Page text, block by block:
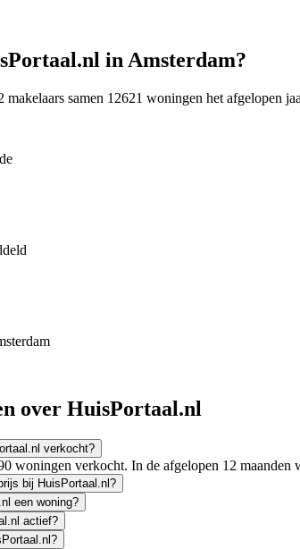
in Amsterdam?
makelaars samen 12621 woningen het afgelopen
over HuisPortaal.nl
verkocht?
woningen verkocht. In de afgelopen 12 maanden
bij HuisPortaal.nl?
een woning?
actief?